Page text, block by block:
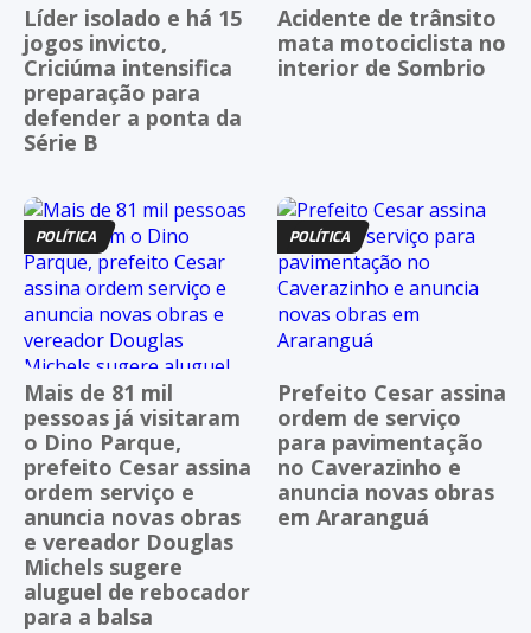
Líder isolado e há 15
jogos invicto,
Criciúma intensifica
preparação para
defender a ponta da
Série B
Acidente de trânsito
mata motociclista no
interior de Sombrio
POLÍTICA
Mais de 81 mil
pessoas já visitaram
o Dino Parque,
prefeito Cesar assina
ordem serviço e
anuncia novas obras
e vereador Douglas
Michels sugere
aluguel de rebocador
para a balsa
POLÍTICA
Prefeito Cesar assina
ordem de serviço
para pavimentação
no Caverazinho e
anuncia novas obras
em Araranguá